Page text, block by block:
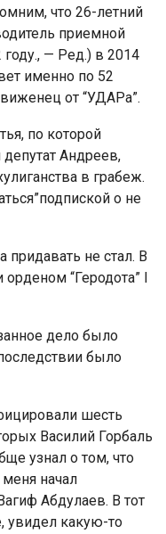
что 26-летний
приемной
— Ред.) в 2014
именно по 52
от “УДАРа”.
по которой
Андреев,
в грабеж.
о не
придавать не стал. В
“Геродота” І
дело было
было
шесть
Василий Горбаль
узнал о том, что
начал
Абдулаев. В тот
увидел какую-то